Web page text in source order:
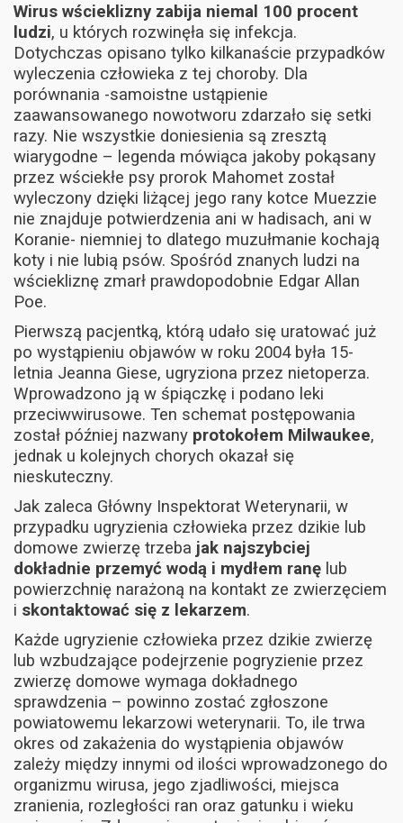
Wirus wścieklizny zabija niemal 100 procent
ludzi, u których rozwinęła się infekcja.
Dotychczas opisano tylko kilkanaście przypadków
wyleczenia człowieka z tej choroby. Dla
porównania -samoistne ustąpienie
zaawansowanego nowotworu zdarzało się setki
razy. Nie wszystkie doniesienia są zresztą
wiarygodne – legenda mówiąca jakoby pokąsany
przez wściekłe psy prorok Mahomet został
wyleczony dzięki liżącej jego rany kotce Muezzie
nie znajduje potwierdzenia ani w hadisach, ani w
Koranie- niemniej to dlatego muzułmanie kochają
koty i nie lubią psów. Spośród znanych ludzi na
wściekliznę zmarł prawdopodobnie Edgar Allan
Poe.
Pierwszą pacjentką, którą udało się uratować już
po wystąpieniu objawów w roku 2004 była 15-
letnia Jeanna Giese, ugryziona przez nietoperza.
Wprowadzono ją w śpiączkę i podano leki
przeciwwirusowe. Ten schemat postępowania
został później nazwany protokołem Milwaukee,
jednak u kolejnych chorych okazał się
nieskuteczny.
Jak zaleca Główny Inspektorat Weterynarii, w
przypadku ugryzienia człowieka przez dzikie lub
domowe zwierzę trzeba jak najszybciej
dokładnie przemyć wodą i mydłem ranę lub
powierzchnię narażoną na kontakt ze zwierzęciem
i skontaktować się z lekarzem.
Każde ugryzienie człowieka przez dzikie zwierzę
lub wzbudzające podejrzenie pogryzienie przez
zwierzę domowe wymaga dokładnego
sprawdzenia – powinno zostać zgłoszone
powiatowemu lekarzowi weterynarii. To, ile trwa
okres od zakażenia do wystąpienia objawów
zależy między innymi od ilości wprowadzonego do
organizmu wirusa, jego zjadliwości, miejsca
zranienia, rozległości ran oraz gatunku i wieku